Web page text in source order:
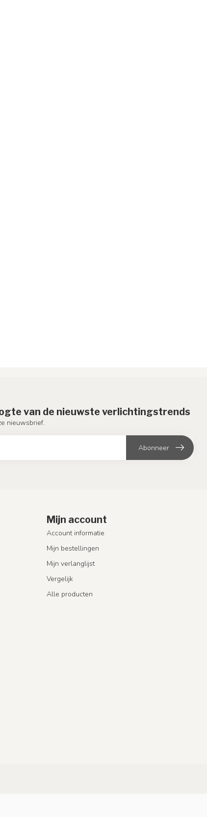
van de nieuwste verlichtingstrends
nieuwsbrief.
Abonneer
Mijn account
Account informatie
Mijn bestellingen
Mijn verlanglijst
Vergelijk
Alle producten